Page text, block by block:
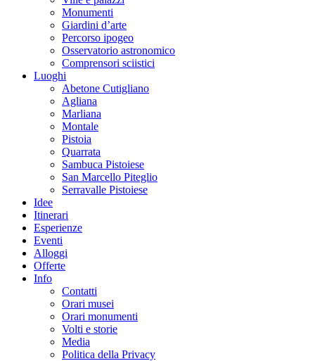
Monumenti
Giardini d’arte
Percorso ipogeo
Osservatorio astronomico
Comprensori sciistici
Luoghi
Abetone Cutigliano
Agliana
Marliana
Montale
Pistoia
Quarrata
Sambuca Pistoiese
San Marcello Piteglio
Serravalle Pistoiese
Idee
Itinerari
Esperienze
Eventi
Alloggi
Offerte
Info
Contatti
Orari musei
Orari monumenti
Volti e storie
Media
Politica della Privacy